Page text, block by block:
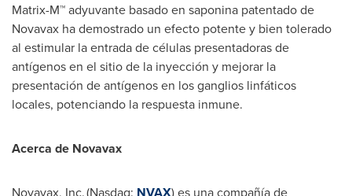
Matrix-M™ adyuvante basado en saponina patentado de
Novavax ha demostrado un efecto potente y bien tolerado
al estimular la entrada de células presentadoras de
antígenos en el sitio de la inyección y mejorar la
presentación de antígenos en los ganglios linfáticos
locales, potenciando la respuesta inmune.
Acerca de Novavax